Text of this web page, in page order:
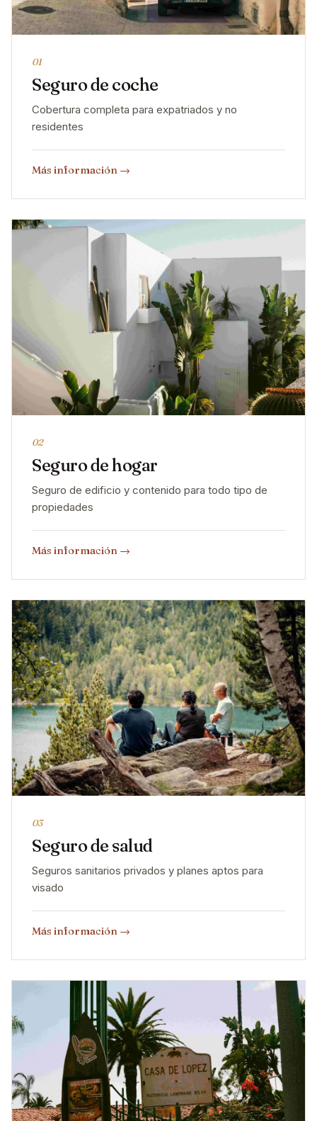
01
Seguro de coche
Cobertura completa para expatriados y no
residentes
Más información →
02
Seguro de hogar
Seguro de edificio y contenido para todo tipo de
propiedades
Más información →
03
Seguro de salud
Seguros sanitarios privados y planes aptos para
visado
Más información →